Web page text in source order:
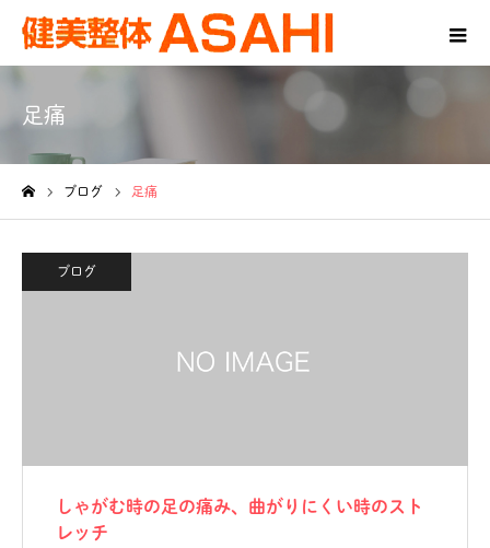
足痛
ブログ 足痛
ブログ
しゃがむ時の足の痛み、曲がりにくい時のスト
レッチ